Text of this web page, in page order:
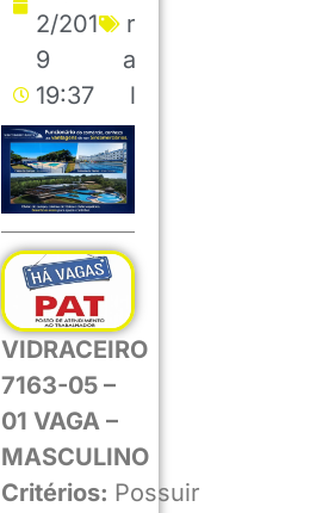
2/201
9
19:37
r
a
l
VIDRACEIRO
7163-05 –
01 VAGA –
MASCULINO
Critérios: Possuir